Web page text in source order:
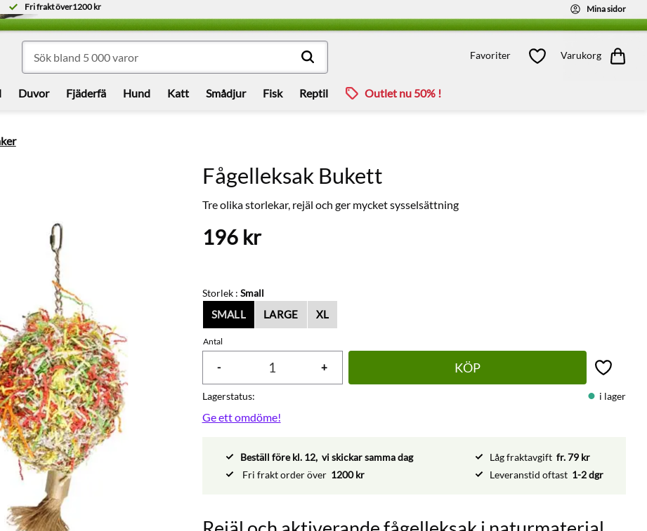
Fri frakt över1200 kr Mina sidor
Favoriter Varukorg
Favoriter
Kundvagn
Duvor Fjäderfä Hund Katt Smådjur Fisk Reptil Outlet nu 50% !
Fågelleksak Bukett
Tre olika storlekar, rejäl och ger mycket sysselsättning
196kr
Storlek : Small
SMALL LARGE XL
Antal
+
- KÖP Lägg till
Lagerstatus i lager
Ge ett omdöme!
Beställ före kl. 12, vi skickar samma dag Låg fraktavgift fr. 79 kr
Fri frakt order över 1200 kr Leveranstid oftast 1-2 dgr